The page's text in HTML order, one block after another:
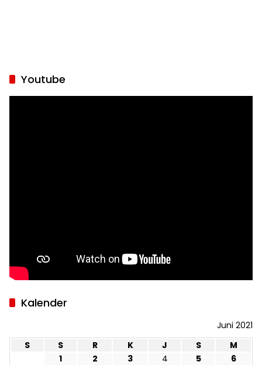
Youtube
Kalender
Juni 2021
S
S R K J S
M
1
2 3 4 5
6